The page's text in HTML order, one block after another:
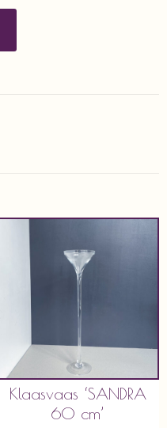
Klaasvaas ‘SANDRA
60 cm’